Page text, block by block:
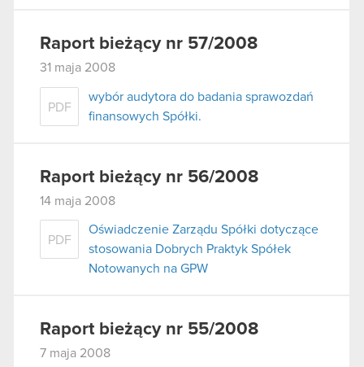
Raport bieżący nr 57/2008
31 maja 2008
PDF
wybór audytora do badania sprawozdań
finansowych Spółki.
Raport bieżący nr 56/2008
14 maja 2008
PDF
Oświadczenie Zarządu Spółki dotyczące
stosowania Dobrych Praktyk Spółek
Notowanych na GPW
Raport bieżący nr 55/2008
7 maja 2008